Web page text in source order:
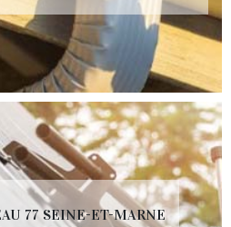
77 SEINE-ET-MARNE